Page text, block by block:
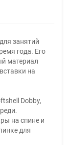
занятий
года. Его
материал
на
Dobby,
на спине и
для